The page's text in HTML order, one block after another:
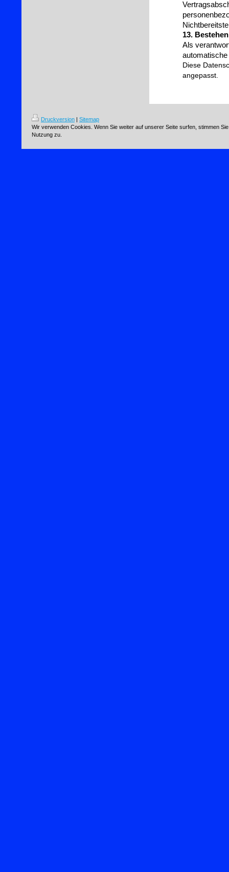
13.
Als
Diese
angepasst.
Druckversion | Sitemap
Wir verwenden Cookies. Wenn Sie weiter auf unserer Seite surfen, stimmen
Nutzung zu.